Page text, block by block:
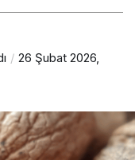
26 Şubat 2026,